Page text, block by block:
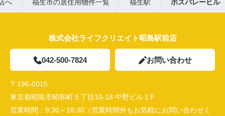
へ 福生市の居住用物件一覧 福生駅 ボスバレーヒル
株式会社ライフクリエイト昭島駅前店
042-500-7824 お問い合わせ
〒196-0015
東京都昭島市昭和町５丁目10-18 中野ビル１F
営業時間： 9:30～18:30（営業時間外もお気軽にお問い合わせく